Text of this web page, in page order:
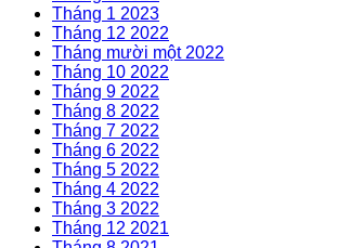
Tháng 1 2023
Tháng 12 2022
Tháng mười một 2022
Tháng 10 2022
Tháng 9 2022
Tháng 8 2022
Tháng 7 2022
Tháng 6 2022
Tháng 5 2022
Tháng 4 2022
Tháng 3 2022
Tháng 12 2021